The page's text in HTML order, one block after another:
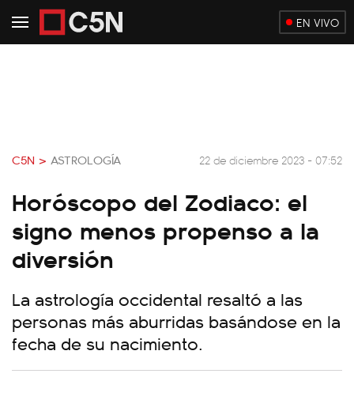
EN VIVO
C5N > ASTROLOGÍA 22 de diciembre 2023 - 07:52
Horóscopo del Zodiaco: el
signo menos propenso a la
diversión
La astrología occidental resaltó a las
personas más aburridas basándose en la
fecha de su nacimiento.